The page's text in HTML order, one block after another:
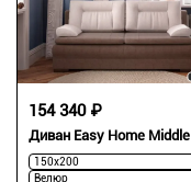
Диван Easy Home Middle
154 340 ₽